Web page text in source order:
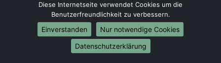
Umzug von Paderborn nach Irland
Umzug von Paderborn nach Lettland
Umzug von Paderborn nach Zypern
Umzug von Paderborn nach Kroatien
Umzug von Paderborn nach Estland
Diese Internetseite verwendet Cookies um die
Benutzerfreundlichkeit zu verbessern.
Einverstanden
Nur notwendige Cookies
Datenschutzerklärung